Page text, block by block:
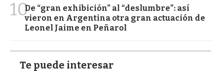
10De “gran exhibición” al “deslumbre”: así
vieron en Argentina otra gran actuación de
Leonel Jaime en Peñarol
Te puede interesar